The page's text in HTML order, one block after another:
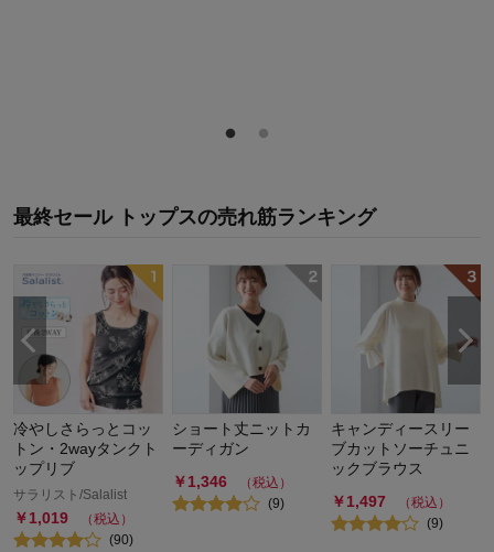
最終セール トップスの売れ筋ランキング
冷やしさらっとコッ
トン・2wayタンクト
ップリブ
サラリスト/Salalist
￥1,019
（税込）
(90)
ショート丈ニットカ
ーディガン
￥1,346
（税込）
(9)
キャンディースリー
ブカットソーチュニ
ックブラウス
￥1,497
（税込）
(9)